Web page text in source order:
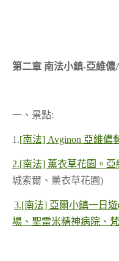
第二章 南法小鎮-亞維
一、景點:
1.[南法] Avginon 亞維儂
2.[南法] 薰衣草花園。亞
城索爾、薰衣草花園)
3.[南法] 亞爾小鎮一日遊
場、聖雷米精神病院、